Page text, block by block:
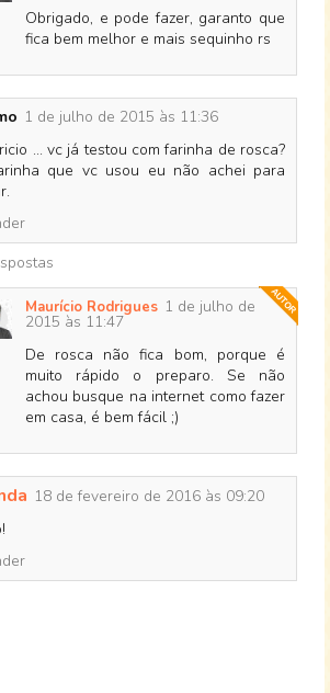
Obrigado, e pode fazer, garanto que
fica bem melhor e mais sequinho rs
1 de julho de 2015 às 11:36
... vc já testou com farinha de rosca?
que vc usou eu não achei para
Maurício Rodrigues 1 de julho de
2015 às 11:47
De rosca não fica bom, porque é
muito rápido o preparo. Se não
achou busque na internet como fazer
em casa, é bem fácil ;)
18 de fevereiro de 2016 às 09:20